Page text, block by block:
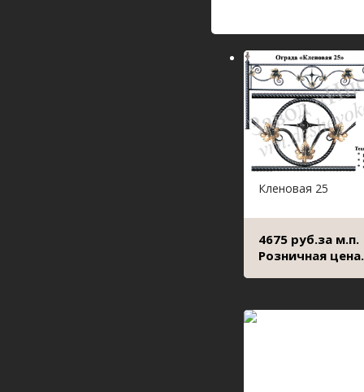
Кленовая 25
4675 руб.за м.п.
Розничная цена.